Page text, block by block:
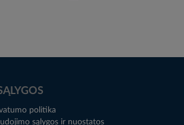
politika
sąlygos ir nuostatos